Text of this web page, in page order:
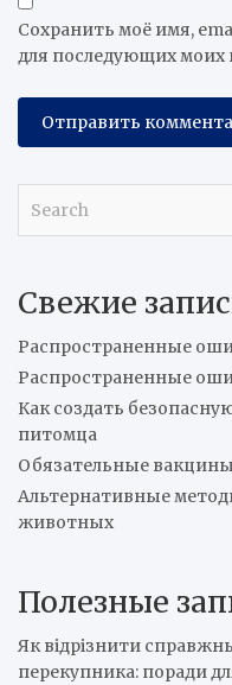
Сохранить моё имя,
для последующих моих
c
Свежие
Распространенные
Распространенные
Как создать
питомца
Обязательные
Альтернативные
животных
Полезные
Як відрізнити
перекупника: поради